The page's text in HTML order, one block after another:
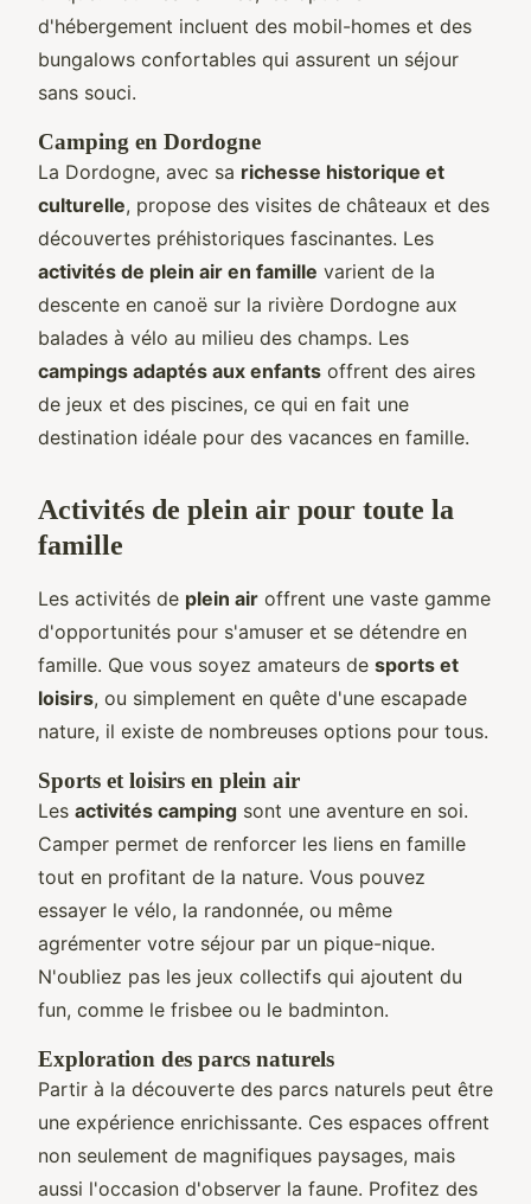
d'hébergement incluent des mobil-homes et des
bungalows confortables qui assurent un séjour
sans souci.
Camping en Dordogne
La Dordogne, avec sa richesse historique et
culturelle, propose des visites de châteaux et des
découvertes préhistoriques fascinantes. Les
activités de plein air en famille varient de la
descente en canoë sur la rivière Dordogne aux
balades à vélo au milieu des champs. Les
campings adaptés aux enfants offrent des aires
de jeux et des piscines, ce qui en fait une
destination idéale pour des vacances en famille.
Activités de plein air pour toute la
famille
Les activités de plein air offrent une vaste gamme
d'opportunités pour s'amuser et se détendre en
famille. Que vous soyez amateurs de sports et
loisirs, ou simplement en quête d'une escapade
nature, il existe de nombreuses options pour tous.
Sports et loisirs en plein air
Les activités camping sont une aventure en soi.
Camper permet de renforcer les liens en famille
tout en profitant de la nature. Vous pouvez
essayer le vélo, la randonnée, ou même
agrémenter votre séjour par un pique-nique.
N'oubliez pas les jeux collectifs qui ajoutent du
fun, comme le frisbee ou le badminton.
Exploration des parcs naturels
Partir à la découverte des parcs naturels peut être
une expérience enrichissante. Ces espaces offrent
non seulement de magnifiques paysages, mais
aussi l'occasion d'observer la faune. Profitez des